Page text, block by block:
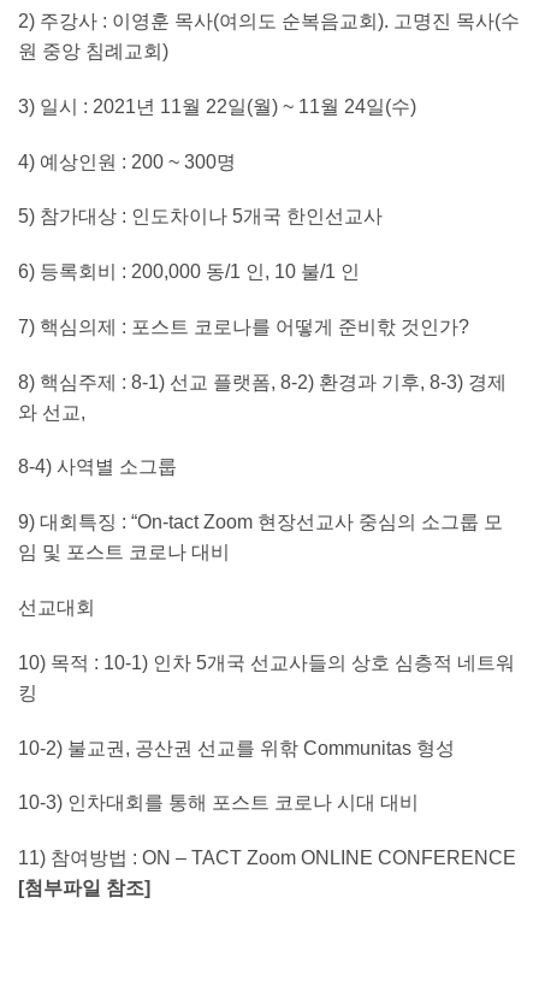
2) 주강사 : 이영훈 목사(여의도 순복음교회). 고명진 목사(수
원 중앙 침례교회)
3) 일시 : 2021년 11월 22일(월) ~ 11월 24일(수)
4) 예상인원 : 200 ~ 300명
5) 참가대상 : 인도차이나 5개국 한인선교사
6) 등록회비 : 200,000 동/1 인, 10 불/1 인
7) 핵심의제 : 포스트 코로나를 어떻게 준비핛 것인가?
8) 핵심주제 : 8-1) 선교 플랫폼, 8-2) 환경과 기후, 8-3) 경제
와 선교,
8-4) 사역별 소그룹
9) 대회특징 : “On-tact Zoom 현장선교사 중심의 소그룹 모
임 및 포스트 코로나 대비
선교대회
10) 목적 : 10-1) 인차 5개국 선교사들의 상호 심층적 네트워
킹
10-2) 불교권, 공산권 선교를 위핚 Communitas 형성
10-3) 인차대회를 통해 포스트 코로나 시대 대비
11) 참여방법 : ON – TACT Zoom ONLINE CONFERENCE
[첨부파일 참조]